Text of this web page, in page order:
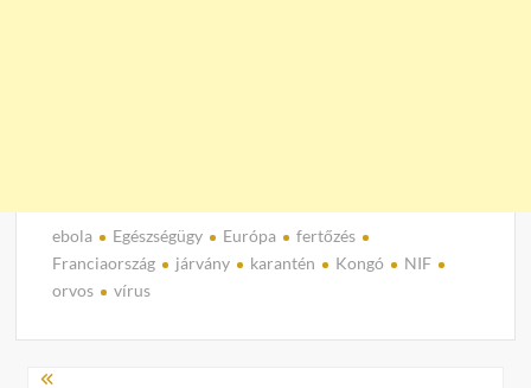
ebola Egészségügy Európa
fertőzés
Franciaország
járvány karantén Kongó
NIF
orvos
vírus